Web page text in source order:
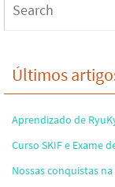
Últimos
Aprendizado de
Curso SKIF e Exame
Nossas conquistas